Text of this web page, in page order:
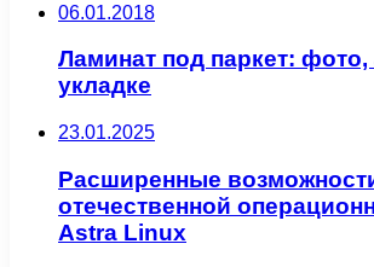
06.01.2018
Ламинат под паркет: фото,
укладке
23.01.2025
Расширенные
отечественной
Astra Linux